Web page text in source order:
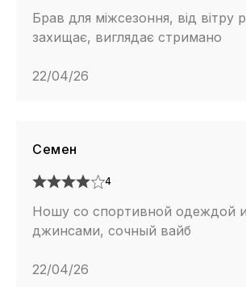
Брав для міжсезоння, від вітру
захищає, виглядає стримано
22/04/26
Семен
4
Ношу со спортивной одеждой
джинсами, сочный вайб
22/04/26